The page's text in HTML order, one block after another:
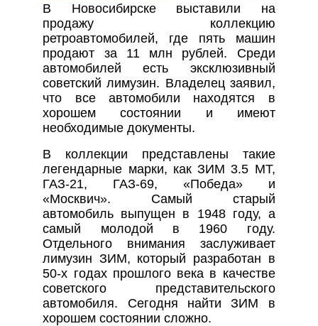
В Новосибирске выставили на
продажу коллекцию
ретроавтомобилей, где пять машин
продают за 11 млн рублей. Среди
автомобилей есть эксклюзивный
советский лимузин. Владелец заявил,
что все автомобили находятся в
хорошем состоянии и имеют
необходимые документы.
В коллекции представлены такие
легендарные марки, как ЗИМ 3.5 МТ,
ГАЗ-21, ГАЗ-69, «Победа» и
«Москвич». Самый старый
автомобиль выпущен в 1948 году, а
самый молодой в 1960 году.
Отдельного внимания заслуживает
лимузин ЗИМ, который разработан в
50-х годах прошлого века в качестве
советского представительского
автомобиля. Сегодня найти ЗИМ в
хорошем состоянии сложно.